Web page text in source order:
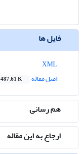
فایل ها
اصل مقاله
487.61 K
هم رسانی
ارجاع به این مقاله